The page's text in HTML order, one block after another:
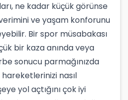
ne kadar küçük görünse
ve yaşam konforunu
Bir spor müsabakası
bir kaza anında veya
sonucu parmağınızda
nasıl
yol açtığını çok iyi